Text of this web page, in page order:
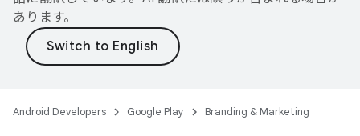
あります。
Android Developers Google Play Branding & Marketing